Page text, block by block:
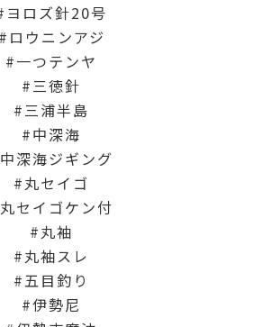
ヨロズ針20号
ロウニンアジ
一つテンヤ
三徳針
三浦半島
中深海
中深海ジギング
丸セイゴ
丸セイゴケン付
丸袖
丸袖スレ
五目釣り
伊勢尼